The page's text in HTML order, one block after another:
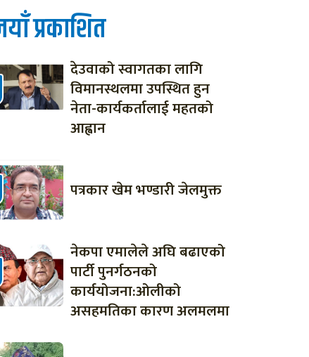
प्रकाशित
देउवाको स्वागतका लागि
विमानस्थलमा उपस्थित हुन
नेता-कार्यकर्तालाई महतको
आह्वान
पत्रकार खेम भण्डारी जेलमुक्त
नेकपा एमालेले अघि बढाएको
पार्टी पुनर्गठनको
कार्ययोजना:ओलीको
असहमतिका कारण अलमलमा